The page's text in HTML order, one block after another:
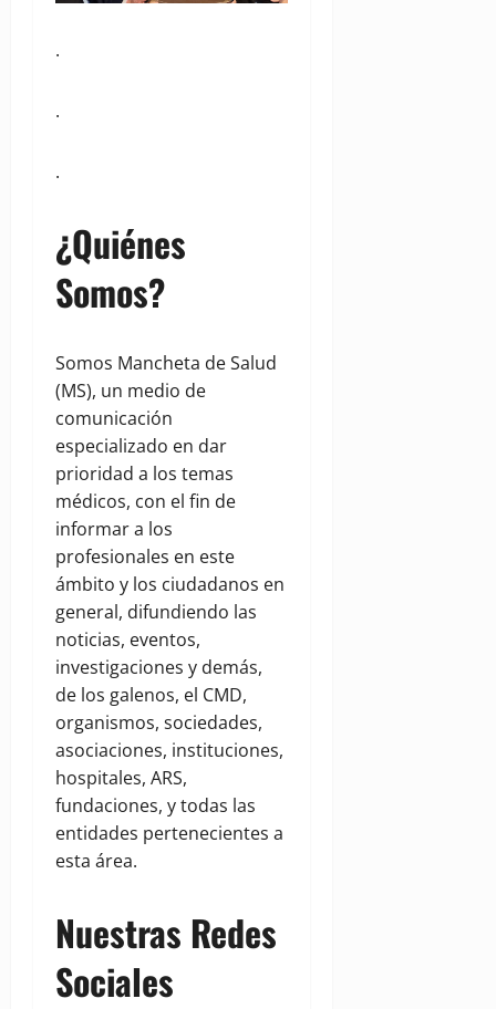
.
.
.
¿Quiénes
Somos?
Somos Mancheta de Salud
(MS), un medio de
comunicación
especializado en dar
prioridad a los temas
médicos, con el fin de
informar a los
profesionales en este
ámbito y los ciudadanos en
general, difundiendo las
noticias, eventos,
investigaciones y demás,
de los galenos, el CMD,
organismos, sociedades,
asociaciones, instituciones,
hospitales, ARS,
fundaciones, y todas las
entidades pertenecientes a
esta área.
Nuestras Redes
Sociales